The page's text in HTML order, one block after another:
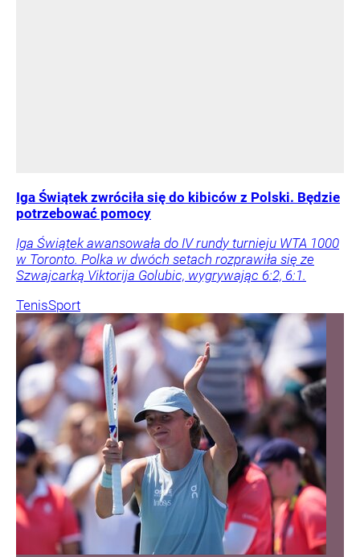
Iga Świątek zwróciła się do kibiców z Polski. Będzie
potrzebować pomocy
Iga Świątek awansowała do IV rundy turnieju WTA 1000
w Toronto. Polka w dwóch setach rozprawiła się ze
Szwajcarką Viktorija Golubic, wygrywając 6:2, 6:1.
TenisSport